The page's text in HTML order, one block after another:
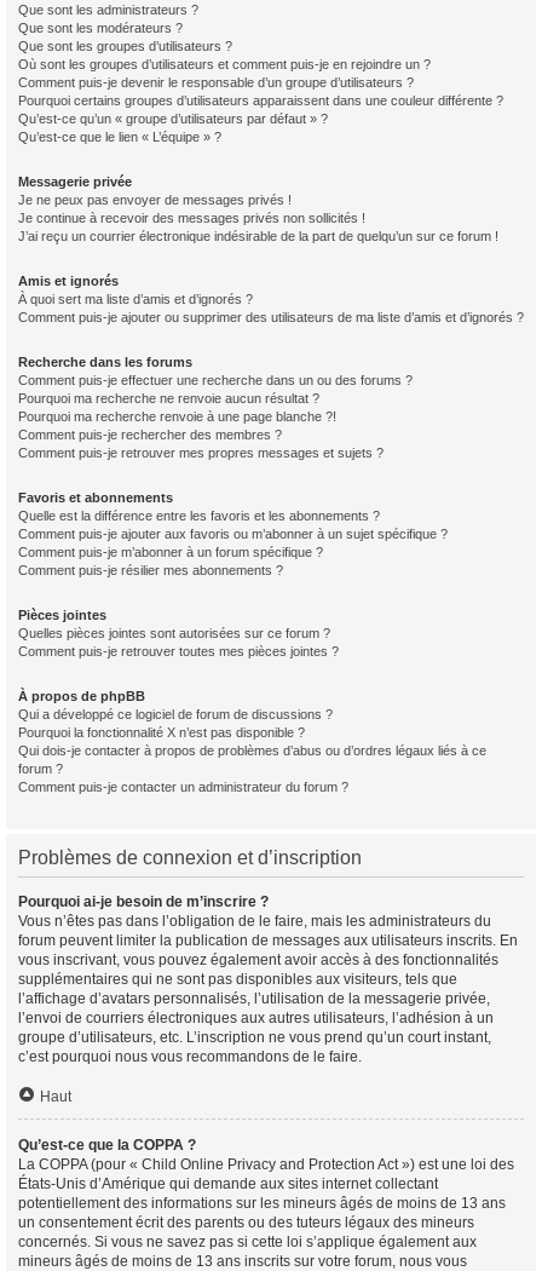
Que sont les administrateurs ?
Que sont les modérateurs ?
Que sont les groupes d’utilisateurs ?
Où sont les groupes d’utilisateurs et comment puis-je en rejoindre un ?
Comment puis-je devenir le responsable d’un groupe d’utilisateurs ?
Pourquoi certains groupes d’utilisateurs apparaissent dans une couleur différente ?
Qu’est-ce qu’un « groupe d’utilisateurs par défaut » ?
Qu’est-ce que le lien « L’équipe » ?
Messagerie privée
Je ne peux pas envoyer de messages privés !
Je continue à recevoir des messages privés non sollicités !
J’ai reçu un courrier électronique indésirable de la part de quelqu’un sur ce forum !
Amis et ignorés
À quoi sert ma liste d’amis et d’ignorés ?
Comment puis-je ajouter ou supprimer des utilisateurs de ma liste d’amis et d’ignorés ?
Recherche dans les forums
Comment puis-je effectuer une recherche dans un ou des forums ?
Pourquoi ma recherche ne renvoie aucun résultat ?
Pourquoi ma recherche renvoie à une page blanche ?!
Comment puis-je rechercher des membres ?
Comment puis-je retrouver mes propres messages et sujets ?
Favoris et abonnements
Quelle est la différence entre les favoris et les abonnements ?
Comment puis-je ajouter aux favoris ou m’abonner à un sujet spécifique ?
Comment puis-je m’abonner à un forum spécifique ?
Comment puis-je résilier mes abonnements ?
Pièces jointes
Quelles pièces jointes sont autorisées sur ce forum ?
Comment puis-je retrouver toutes mes pièces jointes ?
À propos de phpBB
Qui a développé ce logiciel de forum de discussions ?
Pourquoi la fonctionnalité X n’est pas disponible ?
Qui dois-je contacter à propos de problèmes d’abus ou d’ordres légaux liés à ce
forum ?
Comment puis-je contacter un administrateur du forum ?
Problèmes de connexion et d’inscription
Pourquoi ai-je besoin de m’inscrire ?
Vous n’êtes pas dans l’obligation de le faire, mais les administrateurs du
forum peuvent limiter la publication de messages aux utilisateurs inscrits. En
vous inscrivant, vous pouvez également avoir accès à des fonctionnalités
supplémentaires qui ne sont pas disponibles aux visiteurs, tels que
l’affichage d’avatars personnalisés, l’utilisation de la messagerie privée,
l’envoi de courriers électroniques aux autres utilisateurs, l’adhésion à un
groupe d’utilisateurs, etc. L’inscription ne vous prend qu’un court instant,
c’est pourquoi nous vous recommandons de le faire.
Haut
Qu’est-ce que la COPPA ?
La COPPA (pour « Child Online Privacy and Protection Act ») est une loi des
États-Unis d’Amérique qui demande aux sites internet collectant
potentiellement des informations sur les mineurs âgés de moins de 13 ans
un consentement écrit des parents ou des tuteurs légaux des mineurs
concernés. Si vous ne savez pas si cette loi s’applique également aux
mineurs âgés de moins de 13 ans inscrits sur votre forum, nous vous